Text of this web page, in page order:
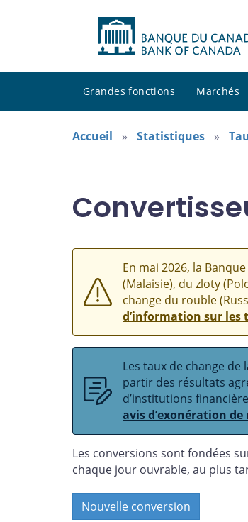
Grandes fonctions Marchés
Accueil Statistiques
En mai 2026, la
(Malaisie), du zloty
change du rouble
d’information sur les
Les taux de change
partir des résultats
d’institutions
avis d’exonération
Les conversions sont fondées
chaque jour ouvrable, au plus
Nouvelle conversion